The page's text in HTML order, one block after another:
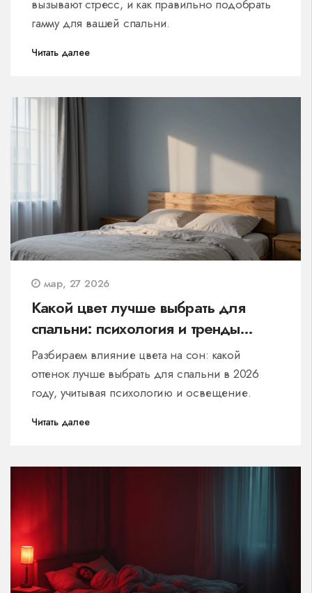
вызывают стресс, и как правильно подобрать
гамму для вашей спальни.
Читать далее
мар, 27 2026
Какой цвет лучше выбрать для
спальни: психология и тренды
2026 года
Разбираем влияние цвета на сон: какой
оттенок лучше выбрать для спальни в 2026
году, учитывая психологию и освещение.
Читать далее